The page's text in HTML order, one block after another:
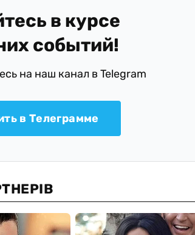
в курсе
событий!
на наш канал в Telegram
в Телеграмме